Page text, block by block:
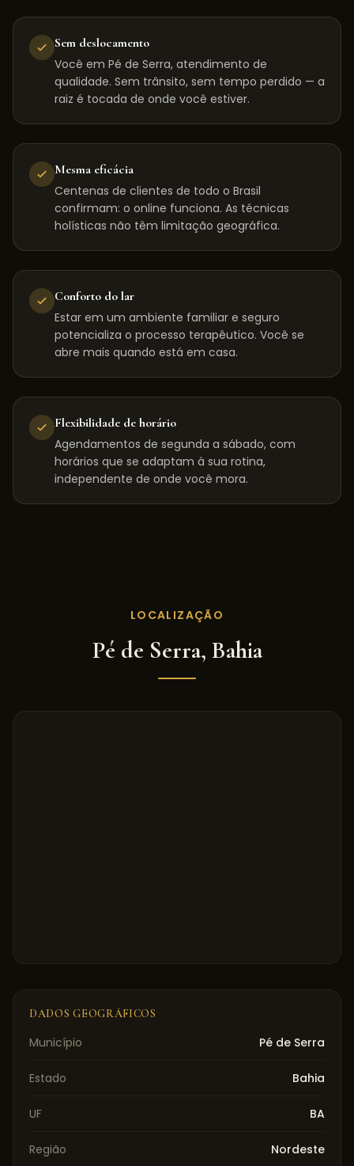
Sem deslocamento
Você em Pé de Serra, atendimento de
qualidade. Sem trânsito, sem tempo perdido — a
raiz é tocada de onde você estiver.
Mesma eficácia
Centenas de clientes de todo o Brasil
confirmam: o online funciona. As técnicas
holísticas não têm limitação geográfica.
Conforto do lar
Estar em um ambiente familiar e seguro
potencializa o processo terapêutico. Você se
abre mais quando está em casa.
Flexibilidade de horário
Agendamentos de segunda a sábado, com
horários que se adaptam à sua rotina,
independente de onde você mora.
LOCALIZAÇÃO
Pé de Serra, Bahia
DADOS GEOGRÁFICOS
Município Pé de Serra
Estado Bahia
UF BA
Região Nordeste